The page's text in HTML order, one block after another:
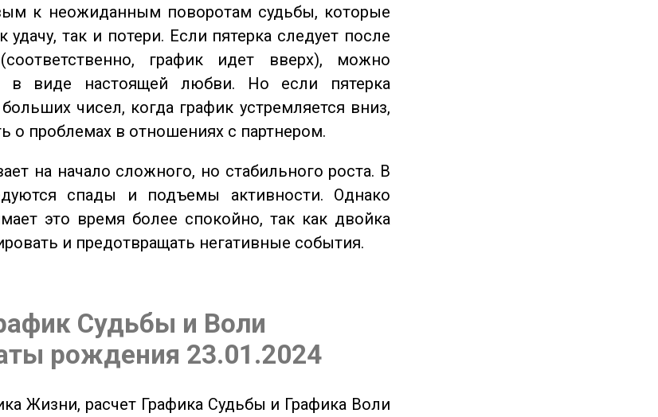
к неожиданным поворотам судьбы, которые
удачу, так и потери. Если пятерка следует после
график идет вверх), можно
в виде настоящей любви. Но если пятерка
чисел, когда график устремляется вниз,
о проблемах в отношениях с партнером.
на начало сложного, но стабильного роста. В
спады и подъемы активности. Однако
это время более спокойно, так как двойка
и предотвращать негативные события.
Судьбы и Воли
рождения 23.01.2024
Жизни, расчет Графика Судьбы и Графика Воли